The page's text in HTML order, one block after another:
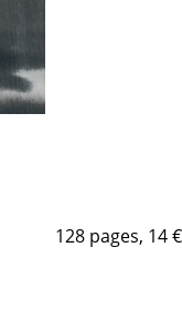
128 pages, 14 €